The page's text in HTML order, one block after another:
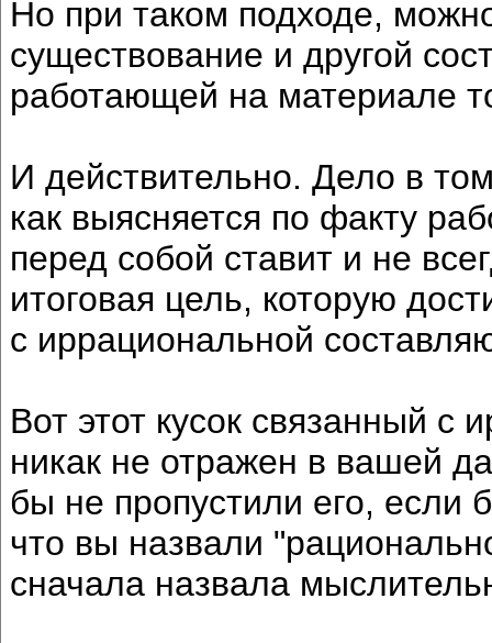
Но при таком подходе,
существование и другой
работающей на материале
И действительно. Дело в
как выясняется по факту
перед собой ставит и не
итоговая цель, которую
с иррациональной
Вот этот кусок связанный
никак не отражен в вашей
бы не пропустили его, если
что вы назвали
сначала назвала